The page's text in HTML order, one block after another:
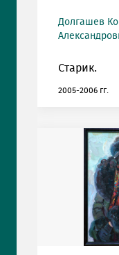
Долгашев
Старик.
2005-2006 гг.